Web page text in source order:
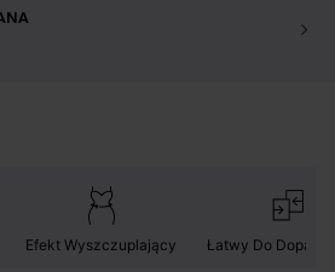
Efekt Wyszczuplający Łatwy Do